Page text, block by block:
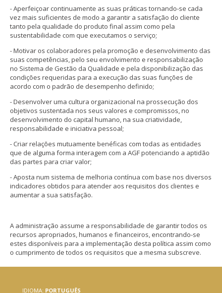
- Aperfeiçoar continuamente as suas práticas tornando-se cada
vez mais suficientes de modo a garantir a satisfação do cliente
tanto pela qualidade do produto final assim como pela
sustentabilidade com que executamos o serviço;
- Motivar os colaboradores pela promoção e desenvolvimento das
suas competências, pelo seu envolvimento e responsabilização
no Sistema de Gestão da Qualidade e pela disponibilização das
condições requeridas para a execução das suas funções de
acordo com o padrão de desempenho definido;
- Desenvolver uma cultura organizacional na prossecução dos
objetivos sustentada nos seus valores e compromissos, no
desenvolvimento do capital humano, na sua criatividade,
responsabilidade e iniciativa pessoal;
- Criar relações mutuamente benéficas com todas as entidades
que de alguma forma interagem com a AGF potenciando a aptidão
das partes para criar valor;
- Aposta num sistema de melhoria contínua com base nos diversos
indicadores obtidos para atender aos requisitos dos clientes e
aumentar a sua satisfação.
A administração assume a responsabilidade de garantir todos os
recursos apropriados, humanos e financeiros, encontrando-se
estes disponíveis para a implementação desta política assim como
o cumprimento de todos os requisitos que a mesma subscreve.
IDIOMA: PORTUGUÊS